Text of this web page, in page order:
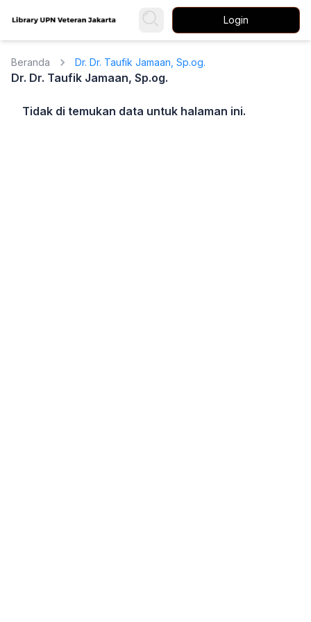
Login
Beranda Dr. Dr. Taufik Jamaan, Sp.og.
Dr. Dr. Taufik Jamaan, Sp.og.
Tidak di temukan data untuk halaman ini.